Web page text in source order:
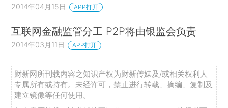
2014年04月15日 APP打开
互联网金融监管分工 P2P将由银监会负责
2014年03月11日 APP打开
财新网所刊载内容之知识产权为财新传媒及/或相关权利人
专属所有或持有。未经许可，禁止进行转载、摘编、复制及
建立镜像等任何使用。